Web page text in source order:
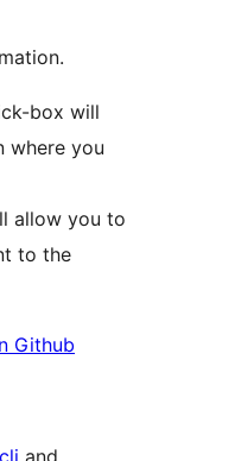
box will
where you
allow you to
to the
Github